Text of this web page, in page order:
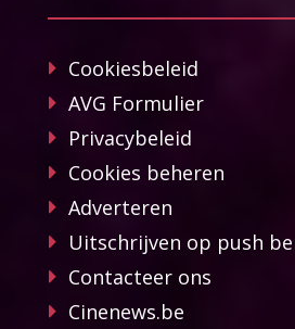
Cookiesbeleid
AVG Formulier
Privacybeleid
Cookies beheren
Adverteren
Uitschrijven op push
Contacteer ons
Cinenews.be